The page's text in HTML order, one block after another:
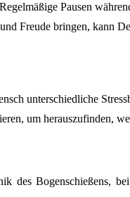
Regelmäßige Pausen
Freude bringen, kann
unterschiedliche
um herauszufinden,
des Bogenschießens,